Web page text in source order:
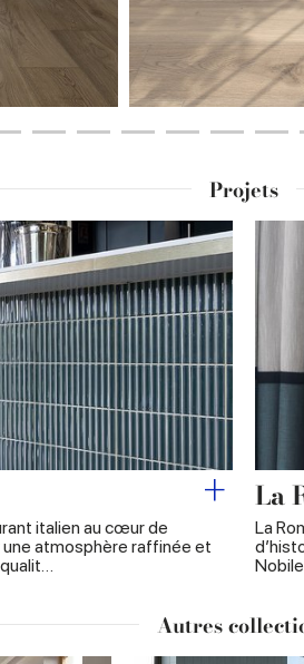
Projets
italien au cœur de
une atmosphère raffinée et
La
La
Autres